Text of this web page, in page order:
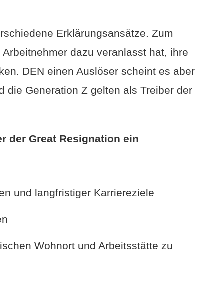
Erklärungsansätze. Zum
dazu veranlasst hat, ihre
DEN einen Auslöser scheint es aber
die Generation Z gelten als Treiber der
der Great Resignation ein
und langfristiger Karriereziele
Wohnort und Arbeitsstätte zu